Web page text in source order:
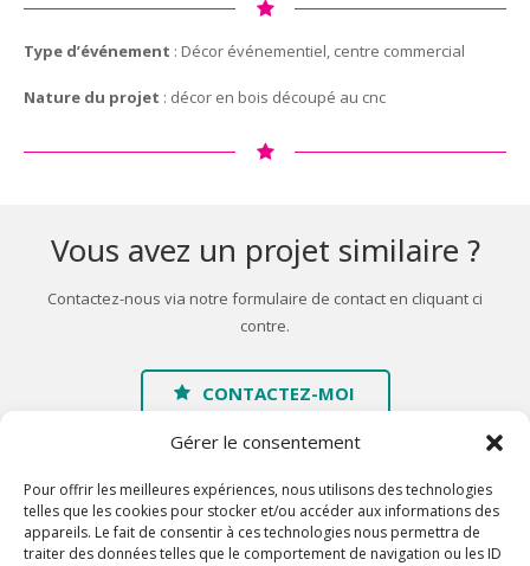
Gérer le consentement
Pour offrir les meilleures expériences, nous utilisons des technologies
telles que les cookies pour stocker et/ou accéder aux informations des
appareils. Le fait de consentir à ces technologies nous permettra de
traiter des données telles que le comportement de navigation ou les ID
Type d’événement : Décor événementiel, centre commercial
Nature du projet : décor en bois découpé au cnc
Vous avez un projet similaire ?
Contactez-nous via notre formulaire de contact en cliquant ci
contre.
CONTACTEZ-MOI